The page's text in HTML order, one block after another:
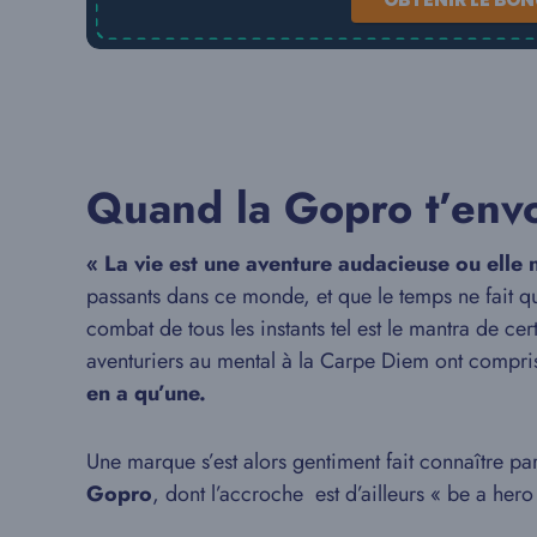
Quand la Gopro
« La vie est une aventure audacieuse ou elle
passants dans ce monde, et que le temps ne fait
combat de tous les instants tel est le mantra de
aventuriers au mental à la Carpe Diem ont
en a qu’une.
Une marque s’est alors gentiment fait connaître
Gopro, dont l’accroche est d’ailleurs « be a